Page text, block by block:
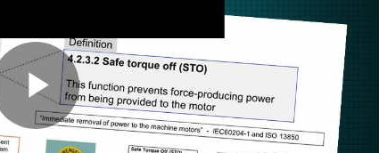
Play